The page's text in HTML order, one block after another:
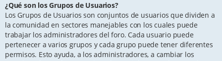
¿Qué son los Grupos de Usuarios?
Los Grupos de Usuarios son conjuntos de usuarios que dividen a
la comunidad en sectores manejables con los cuales puede
trabajar los administradores del foro. Cada usuario puede
pertenecer a varios grupos y cada grupo puede tener diferentes
permisos. Esto ayuda, a los administradores, a cambiar los